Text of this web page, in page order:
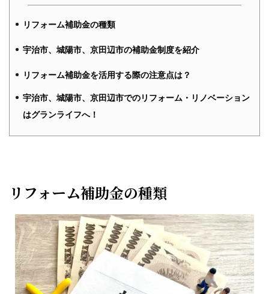
リフォーム補助金の種類
宇治市、城陽市、京田辺市の補助金制度を紹介
リフォーム補助金を活用する際の注意点は？
宇治市、城陽市、京田辺市でのリフォーム・リノベーション
はグランライフへ！
リフォーム補助金の種類